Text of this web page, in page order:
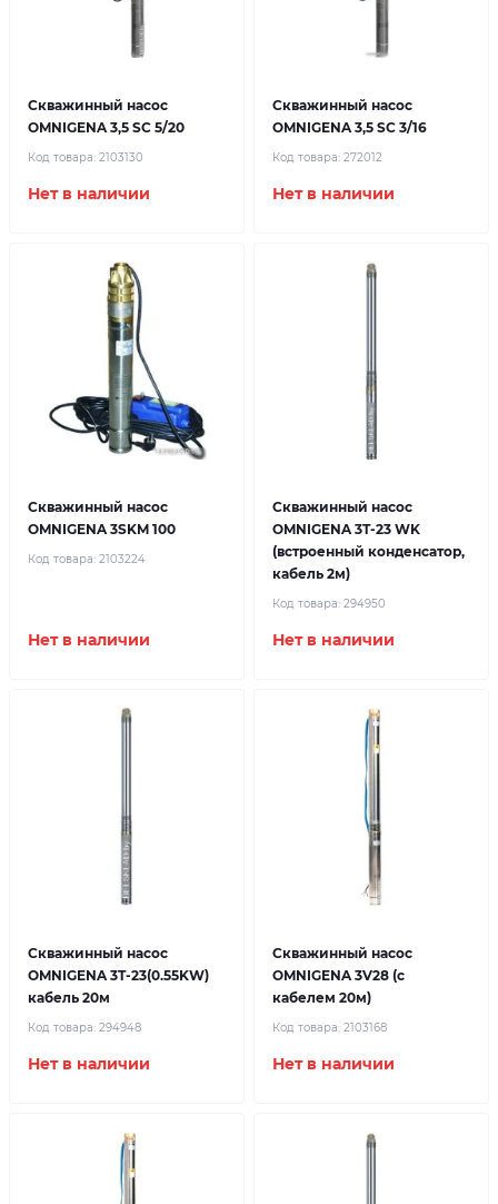
Скважинный насос
OMNIGENA 3,5 SC 5/20
Код товара: 2103130
Нет в наличии
Скважинный насос
OMNIGENA 3,5 SС 3/16
Код товара: 272012
Нет в наличии
Скважинный насос
OMNIGENA 3SKM 100
Код товара: 2103224
Нет в наличии
Скважинный насос
OMNIGENA 3T-23 WK
(встроенный конденсатор,
кабель 2м)
Код товара: 294950
Нет в наличии
Скважинный насос
OMNIGENA 3T-23(0.55KW)
кабель 20м
Код товара: 294948
Нет в наличии
Скважинный насос
OMNIGENA 3V28 (с
кабелем 20м)
Код товара: 2103168
Нет в наличии